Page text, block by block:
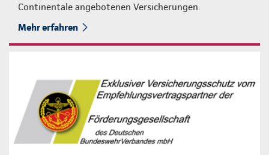
Continentale angebotenen Versicherungen.
Mehr erfahren